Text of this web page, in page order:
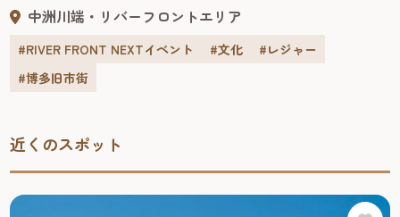
中洲川端・リバーフロントエリア
#RIVER FRONT NEXTイベント #文化
#レジャー
#博多旧市街
近くのスポット